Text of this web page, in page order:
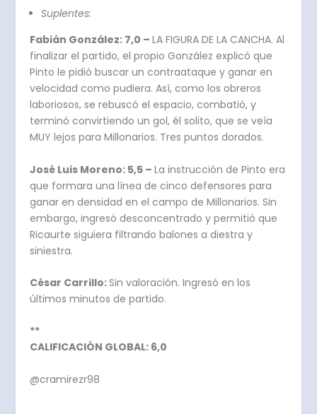
Suplentes:
Fabián González: 7,0 –LA FIGURA DE LA CANCHA. Al
finalizar el partido, el propio González explicó que
Pinto le pidió buscar un contraataque y ganar en
velocidad como pudiera. Así, como los obreros
laboriosos, se rebuscó el espacio, combatió, y
terminó convirtiendo un gol, él solito, que se veía
MUY lejos para Millonarios. Tres puntos dorados.
José Luis Moreno: 5,5 –La instrucción de Pinto era
que formara una línea de cinco defensores para
ganar en densidad en el campo de Millonarios. Sin
embargo, ingresó desconcentrado y permitió que
Ricaurte siguiera filtrando balones a diestra y
siniestra.
César Carrillo:Sin valoración. Ingresó en los
últimos minutos de partido.
**
CALIFICACIÓN GLOBAL: 6,0
@cramirezr98